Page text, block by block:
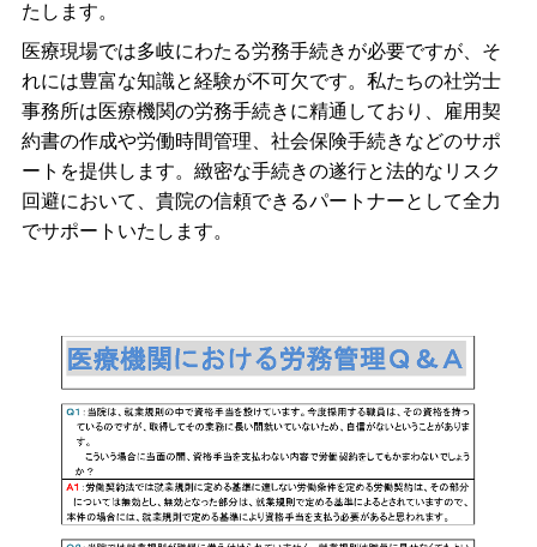
たします。
医療現場では多岐にわたる労務手続きが必要ですが、そ
れには豊富な知識と経験が不可欠です。私たちの社労士
事務所は医療機関の労務手続きに精通しており、雇用契
約書の作成や労働時間管理、社会保険手続きなどのサポ
ートを提供します。緻密な手続きの遂行と法的なリスク
回避において、貴院の信頼できるパートナーとして全力
でサポートいたします。